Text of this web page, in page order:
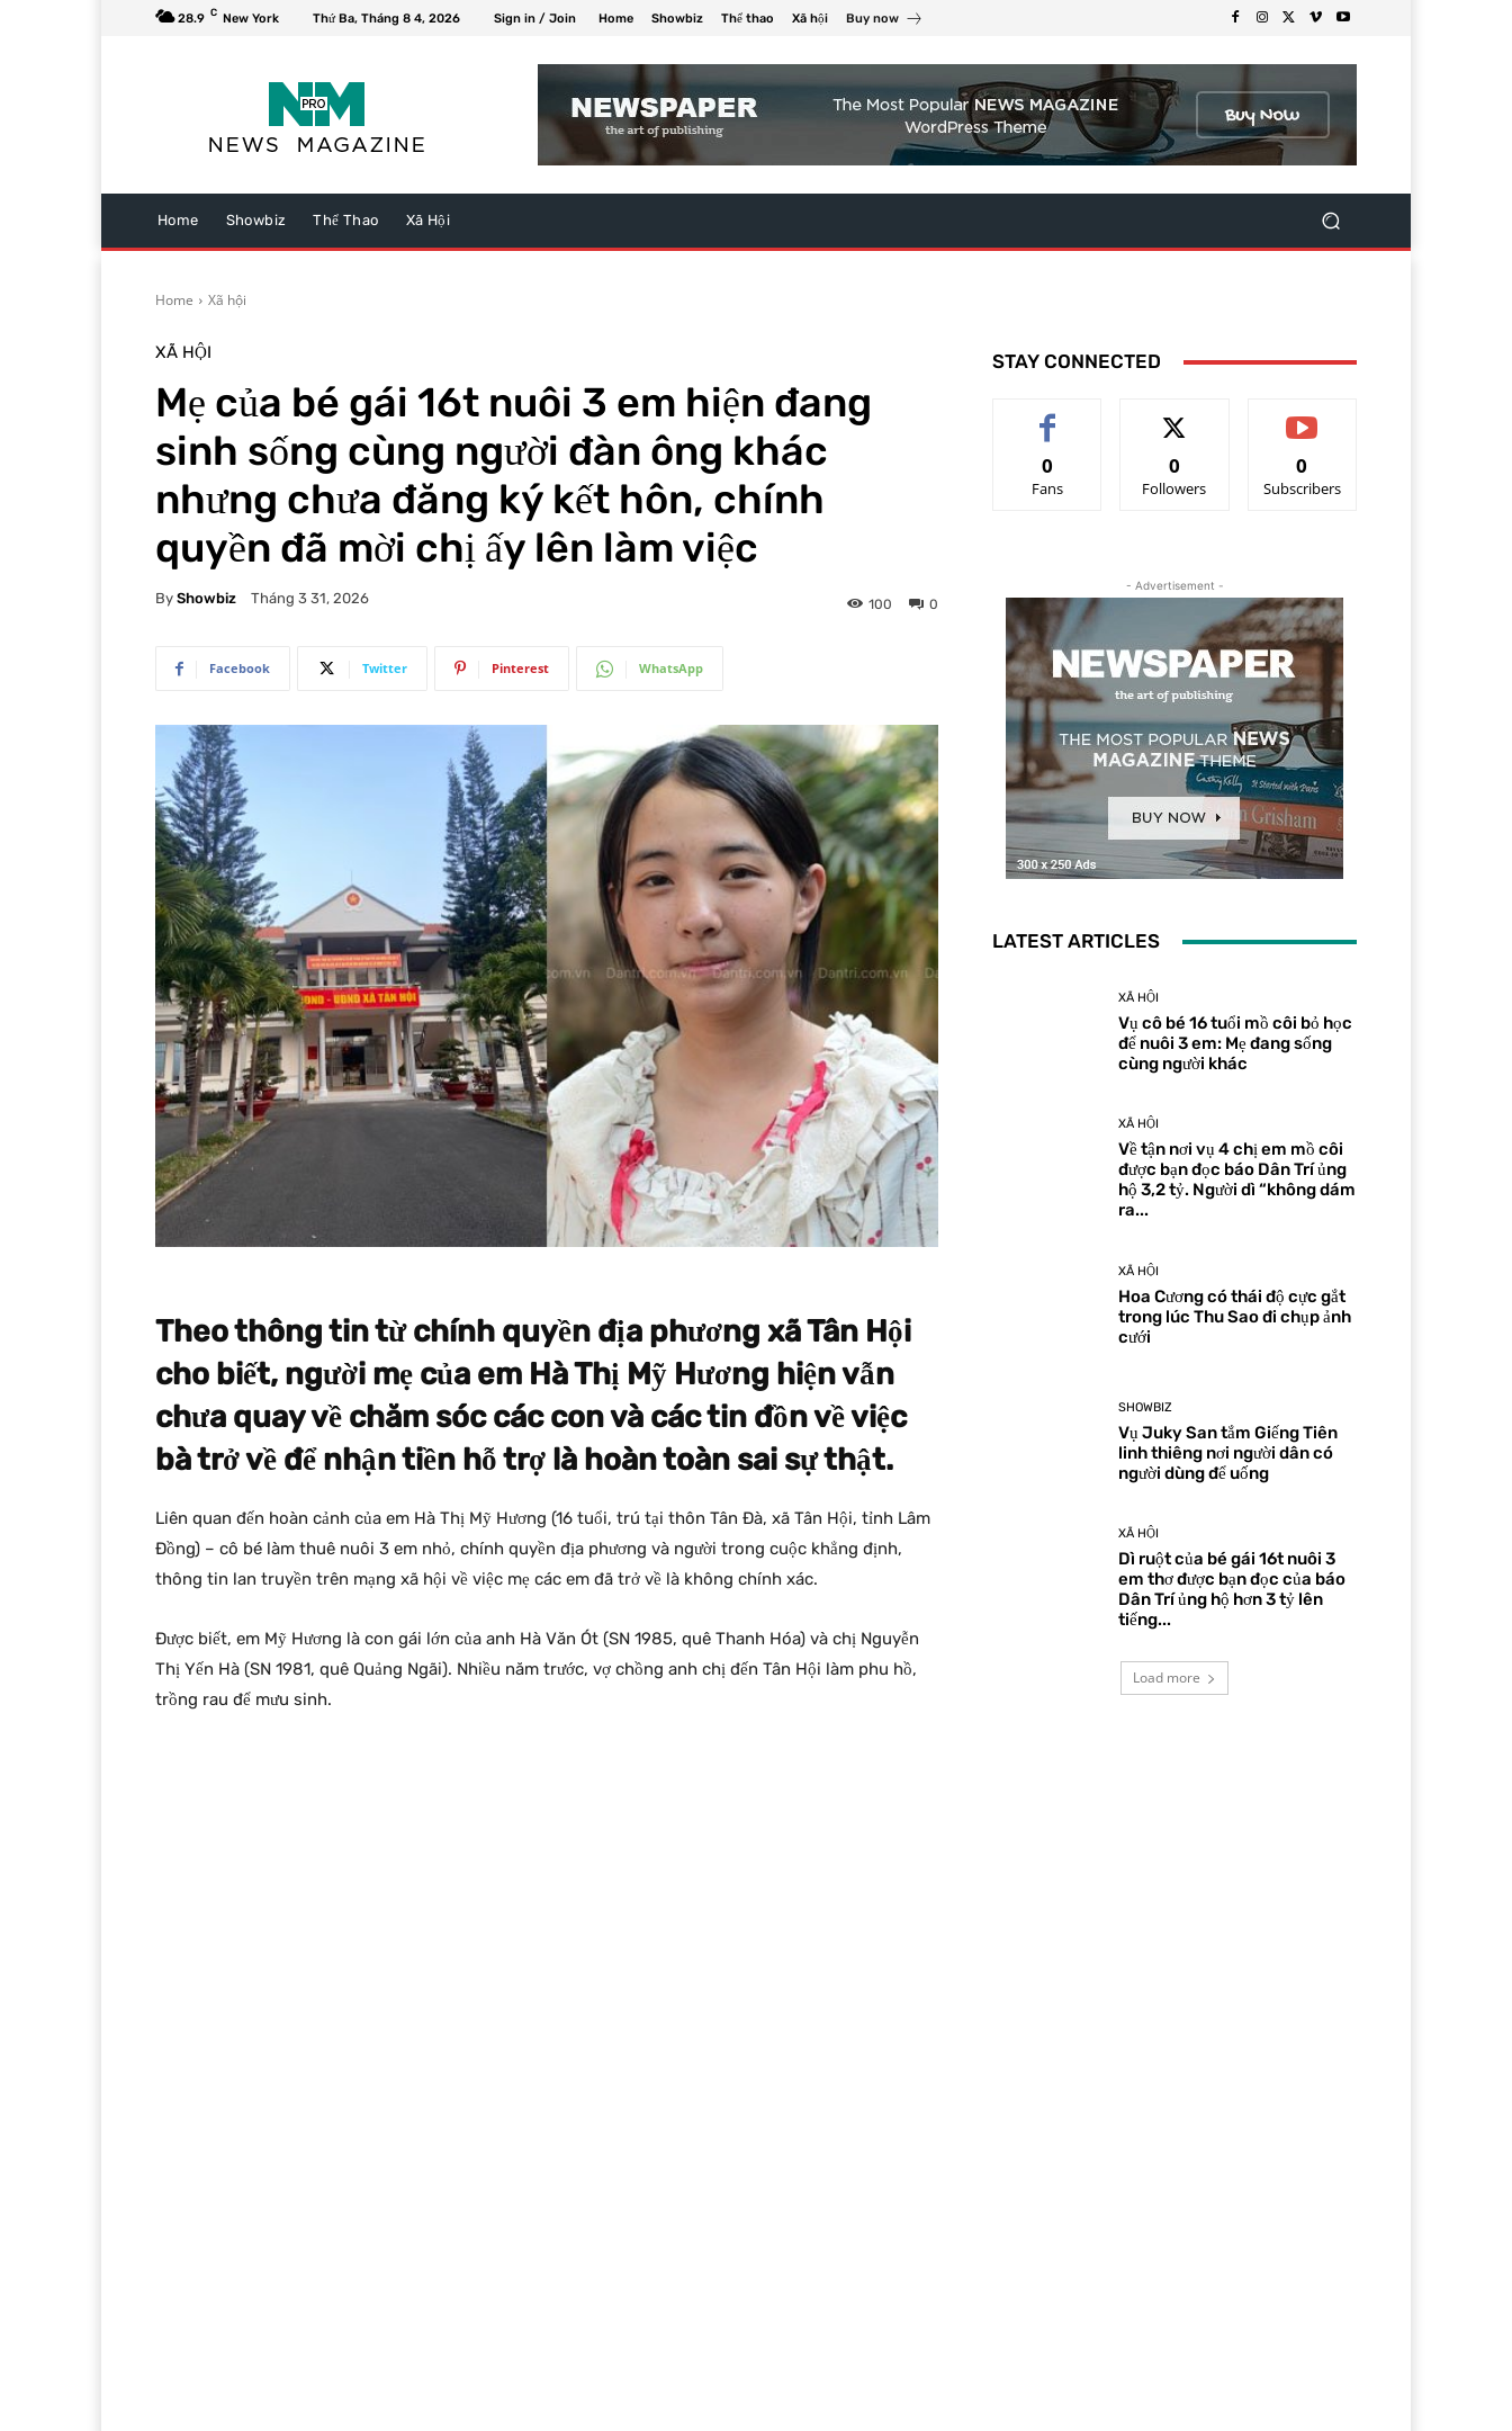
28.9 C New York Thứ Ba, Tháng 8 4, 2026 Sign in / Join Home Showbiz Thể thao Xã hội Buy now
Home Showbiz Thể Thao Xã Hội
Home Xã hội
XÃ HỘI
Mẹ của bé gái 16t nuôi 3 em hiện đang
sinh sống cùng người đàn ông khác
nhưng chưa đăng ký kết hôn, chính
quyền đã mời chị ấy lên làm việc
By Showbiz Tháng 3 31, 2026 0
100
Facebook Twitter Pinterest WhatsApp
Theo thông tin từ chính quyền địa phương xã Tân Hội
cho biết, người mẹ của em Hà Thị Mỹ Hương hiện vẫn
chưa quay về chăm sóc các con và các tin đồn về việc
bà trở về để nhận tiền hỗ trợ là hoàn toàn sai sự thật.
Liên quan đến hoàn cảnh của em Hà Thị Mỹ Hương (16 tuổi, trú tại thôn Tân Đà, xã Tân Hội, tỉnh Lâm
Đồng) – cô bé làm thuê nuôi 3 em nhỏ, chính quyền địa phương và người trong cuộc khẳng định,
thông tin lan truyền trên mạng xã hội về việc mẹ các em đã trở về là không chính xác.
Được biết, em Mỹ Hương là con gái lớn của anh Hà Văn Ót (SN 1985, quê Thanh Hóa) và chị Nguyễn
Thị Yến Hà (SN 1981, quê Quảng Ngãi). Nhiều năm trước, vợ chồng anh chị đến Tân Hội làm phu hồ,
trồng rau để mưu sinh.
STAY CONNECTED
0
Fans
0
Followers
0
Subscribers
- Advertisement -
LATEST ARTICLES
XÃ HỘI
Vụ cô bé 16 tuổi mồ côi bỏ học
để nuôi 3 em: Mẹ đang sống
cùng người khác
XÃ HỘI
Về tận nơi vụ 4 chị em mồ côi
được bạn đọc báo Dân Trí ủng
hộ 3,2 tỷ. Người dì “không dám
ra...
XÃ HỘI
Hoa Cương có thái độ cực gắt
trong lúc Thu Sao đi chụp ảnh
cưới
SHOWBIZ
Vụ Juky San tắm Giếng Tiên
linh thiêng nơi người dân có
người dùng để uống
XÃ HỘI
Dì ruột của bé gái 16t nuôi 3
em thơ được bạn đọc của báo
Dân Trí ủng hộ hơn 3 tỷ lên
tiếng...
Load more